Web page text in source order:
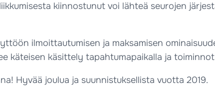
kiinnostunut voi lähteä seurojen
ilmoittautumisen ja maksamisen
käteisen käsittely tapahtumapaikalla ja
Hyvää joulua ja suunnistuksellista vuotta 2019.